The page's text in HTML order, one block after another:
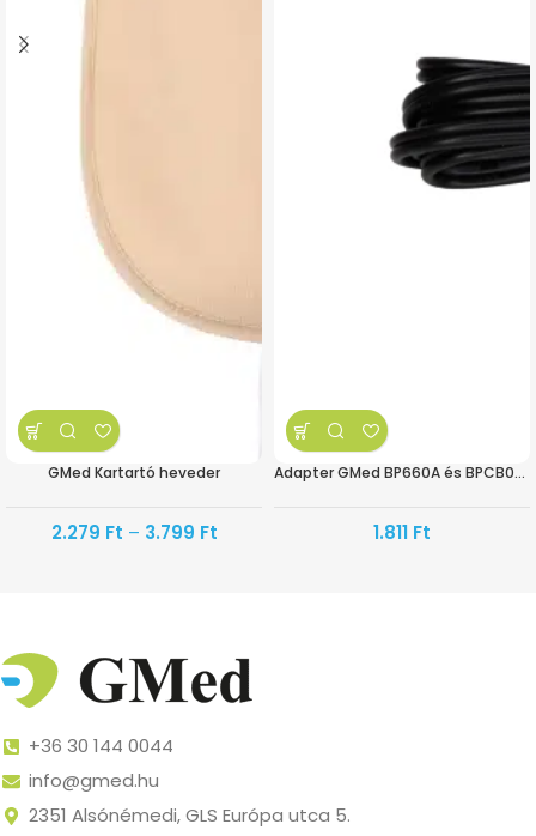
GMed Kartartó heveder
2.279 Ft – 3.799 Ft
Adapter GMed BP660A és BPCB0A-3H vérnyomásmérőkhöz
1.811 Ft
+36 30 144 0044
info@gmed.hu
2351 Alsónémedi, GLS Európa utca 5.